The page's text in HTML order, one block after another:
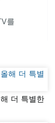
를
더 특별한